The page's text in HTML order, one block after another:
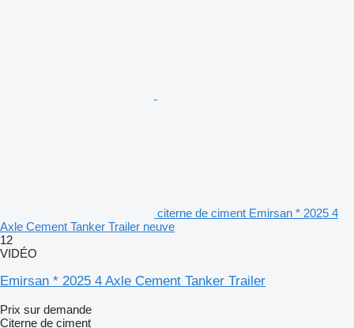
citerne de ciment Emirsan * 2025 4
Axle Cement Tanker Trailer neuve
12
VIDÉO
Emirsan * 2025 4 Axle Cement Tanker Trailer
Prix sur demande
Citerne de ciment